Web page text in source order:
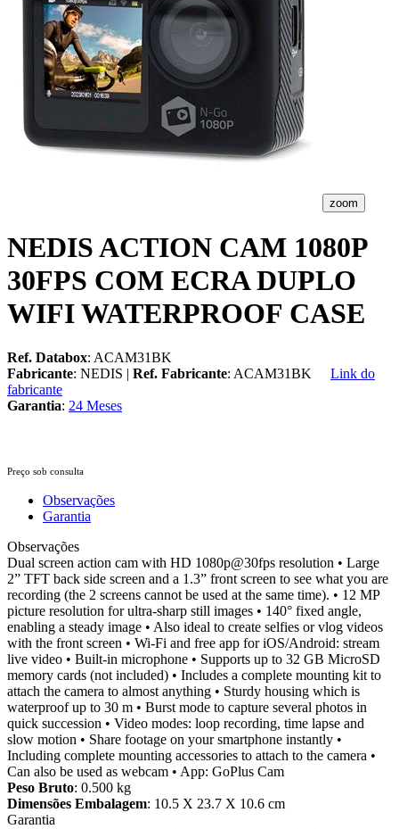
zoom
NEDIS ACTION CAM 1080P
30FPS COM ECRA DUPLO
WIFI WATERPROOF CASE
Ref. Databox: ACAM31BK
Fabricante: NEDIS | Ref. Fabricante: ACAM31BK
Link do
fabricante
Garantia: 24 Meses
Preço sob consulta
Observações
Garantia
Observações
Dual screen action cam with HD 1080p@30fps resolution • Large
2” TFT back side screen and a 1.3” front screen to see what you are
recording (the 2 screens cannot be used at the same time). • 12 MP
picture resolution for ultra-sharp still images • 140° fixed angle,
enabling a steady image • Also ideal to create selfies or vlog videos
with the front screen • Wi-Fi and free app for iOS/Android: stream
live video • Built-in microphone • Supports up to 32 GB MicroSD
memory cards (not included) • Includes a complete mounting kit to
attach the camera to almost anything • Sturdy housing which is
waterproof up to 30 m • Burst mode to capture several photos in
quick succession • Video modes: loop recording, time lapse and
slow motion • Share footage on your smartphone instantly •
Including complete mounting accessories to attach to the camera •
Can also be used as webcam • App: GoPlus Cam
Peso Bruto: 0.500 kg
Dimensões Embalagem: 10.5 X 23.7 X 10.6 cm
Garantia